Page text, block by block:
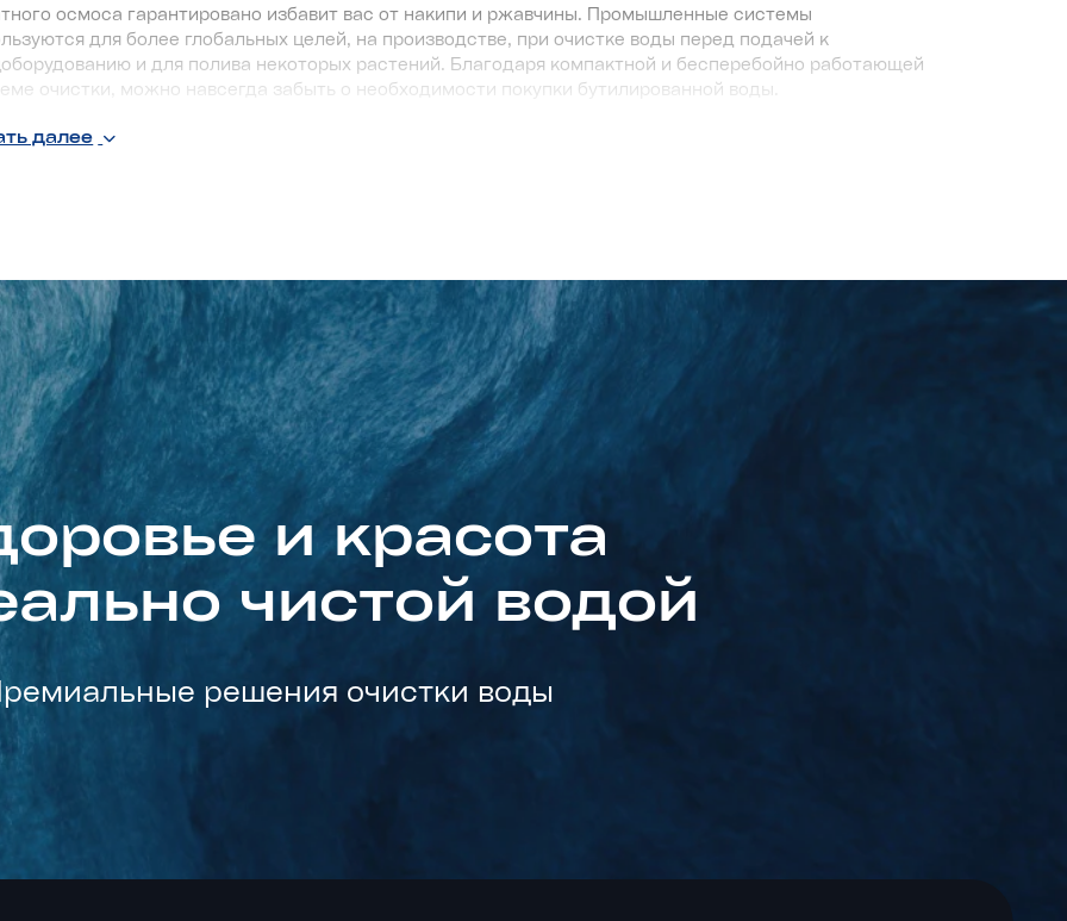
осмоса гарантировано избавит вас от накипи и ржавчины. Промышленные системы
для более глобальных целей, на производстве, при очистке воды перед подачей к
и для полива некоторых растений. Благодаря компактной и бесперебойно работающей
очистки, можно навсегда забыть о необходимости покупки бутилированной воды.
морской воды;
в бытовых целях в доме, офисе;
очищенной воды в производственных целях;
сточных вод;
промышленность;
хозяйство.
для воды с обратным осмосом пропускают молекулу воды 0,3 нм, отфильтровывая такие
как бактерии, простейшие, некоторые виды вирусов и химические примеси. В некоторых
сферах очистка воды с системами обратного осмоса обходится выгоднее, чем ее
обработка. В ряде случаев такая очистка является ее выгодной альтернативой. Очищенная от
примесей вода, поступающая в промышленное оборудование, защищает его от быстрой поломки
скопления солей, накипи и иных механических загрязнений.
работают системы с обратным осмосом для очистки воды?
работы прост. При давлении от трех до шести атмосфер поступающая вода проходит через
фильтров в накопительный бак. Она проходит три этапа очистки. Первый этап избавляет воду от
загрязнений видимых глазу. Второй этап включает прохождение воды через мембрану обратного
На финальном этапе пост фильтрации вода очищается посредством прохождение через фильтр
далее
и красота
чистой водой
решения очистки воды